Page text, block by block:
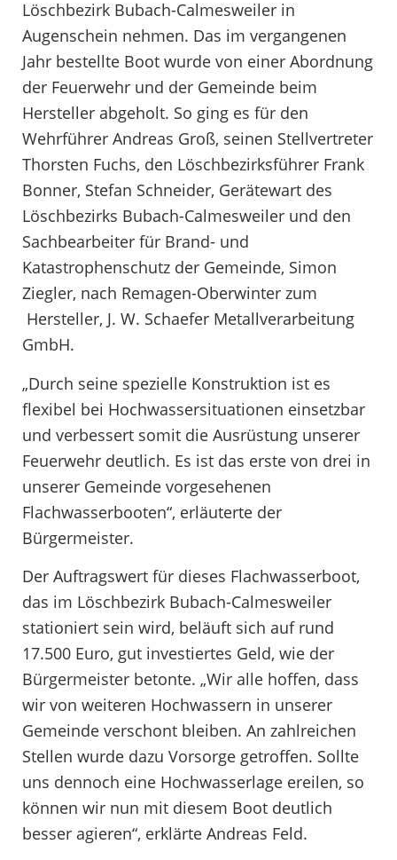
Löschbezirk Bubach-Calmesweiler in
Augenschein nehmen. Das im vergangenen
Jahr bestellte Boot wurde von einer Abordnung
der Feuerwehr und der Gemeinde beim
Hersteller abgeholt. So ging es für den
Wehrführer Andreas Groß, seinen Stellvertreter
Thorsten Fuchs, den Löschbezirksführer Frank
Bonner, Stefan Schneider, Gerätewart des
Löschbezirks Bubach-Calmesweiler und den
Sachbearbeiter für Brand- und
Katastrophenschutz der Gemeinde, Simon
Ziegler, nach Remagen-Oberwinter zum
Hersteller, J. W. Schaefer Metallverarbeitung
GmbH.
„Durch seine spezielle Konstruktion ist es
flexibel bei Hochwassersituationen einsetzbar
und verbessert somit die Ausrüstung unserer
Feuerwehr deutlich. Es ist das erste von drei in
unserer Gemeinde vorgesehenen
Flachwasserbooten“, erläuterte der
Bürgermeister.
Der Auftragswert für dieses Flachwasserboot,
das im Löschbezirk Bubach-Calmesweiler
stationiert sein wird, beläuft sich auf rund
17.500 Euro, gut investiertes Geld, wie der
Bürgermeister betonte. „Wir alle hoffen, dass
wir von weiteren Hochwassern in unserer
Gemeinde verschont bleiben. An zahlreichen
Stellen wurde dazu Vorsorge getroffen. Sollte
uns dennoch eine Hochwasserlage ereilen, so
können wir nun mit diesem Boot deutlich
besser agieren“, erklärte Andreas Feld.